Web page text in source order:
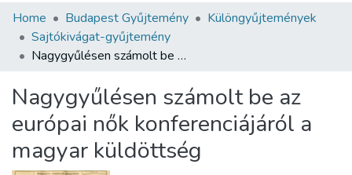
Communities & Collections
All of DSpace
About us
Home Budapest Gyűjtemény
Különgyűjtemények
Sajtókivágat-gyűjtemény
Nagygyűlésen számolt be az európai nők konferenciájáról a magyar küldöttség
Nagygyűlésen számolt be az
európai nők konferenciájáról a
magyar küldöttség